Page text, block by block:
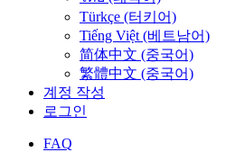
Türkçe (터키어)
Tiếng Việt (베트남어)
简体中文 (중국어)
繁體中文 (중국어)
계정 작성
로그인
FAQ